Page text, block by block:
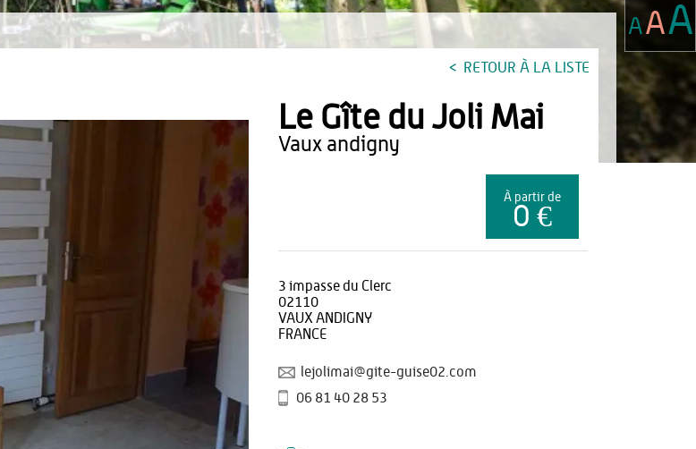
RETOUR À LA LISTE
Le Gîte du Joli Mai
vaux andigny
À partir de
0 €
3 impasse du Clerc
02110
VAUX ANDIGNY
FRANCE
lejolimai@gite-guise02.com
06 81 40 28 53
AAA